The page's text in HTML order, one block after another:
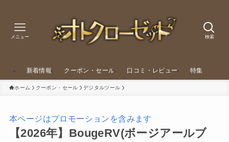
検索
メニュー
新着情報 クーポン・セール 口コミ・レビュー 特集
ホーム クーポン・セール デジタルツール
本ページはプロモーションを含みます
【2026年】BougeRV(ボージアールブ